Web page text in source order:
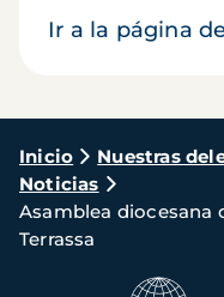
Ir a la página
Ruta
de
navegación
Inicio Nuestras
Noticias
Asamblea diocesana
Terrassa